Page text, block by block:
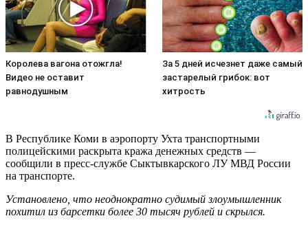
Королева вагона отожгла!
Видео не оставит
равнодушным
За 5 дней исчезнет даже самый
застарелый грибок: вот
хитрость
В Республике Коми в аэропорту Ухта транспортными
полицейскими раскрыта кража денежных средств —
сообщили в пресс-службе Сыктывкарского ЛУ МВД России
на транспорте.
Установлено, что неоднократно судимый злоумышленник
похитил из барсетки более 30 тысяч рублей и скрылся.